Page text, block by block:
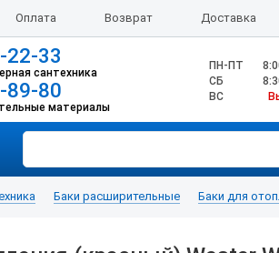
Оплата Возврат Доставка
22-33
сантехника
89-80
материалы
ПН-ПТ
CБ
ВС
Баки расширительные Баки для